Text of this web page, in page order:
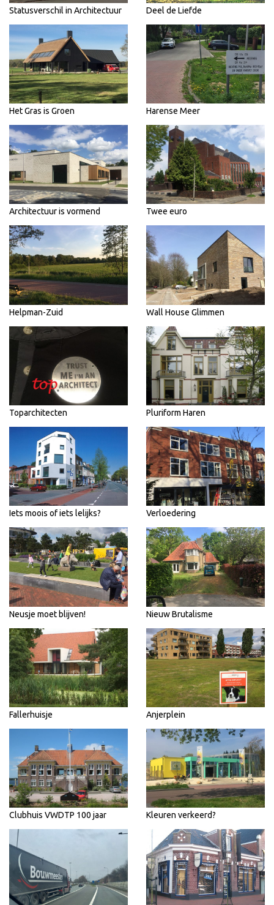
Statusverschil in Architectuur Deel de Liefde
Het Gras is Groen Harense Meer
Architectuur is vormend Twee euro
Helpman-Zuid Wall House Glimmen
Toparchitecten Pluriform Haren
Iets moois of iets lelijks? Verloedering
Neusje moet blijven! Nieuw Brutalisme
Fallerhuisje Anjerplein
Clubhuis VWDTP 100 jaar Kleuren verkeerd?